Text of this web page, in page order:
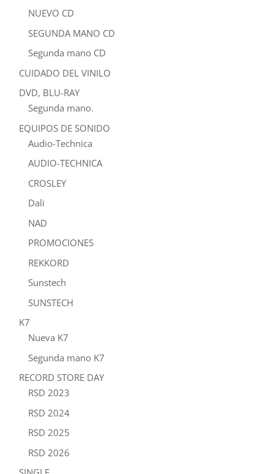
NUEVO CD
SEGUNDA MANO CD
Segunda mano CD
CUIDADO DEL VINILO
DVD, BLU-RAY
Segunda mano.
EQUIPOS DE SONIDO
Audio-Technica
AUDIO-TECHNICA
CROSLEY
Dali
NAD
PROMOCIONES
REKKORD
Sunstech
SUNSTECH
K7
Nueva K7
Segunda mano K7
RECORD STORE DAY
RSD 2023
RSD 2024
RSD 2025
RSD 2026